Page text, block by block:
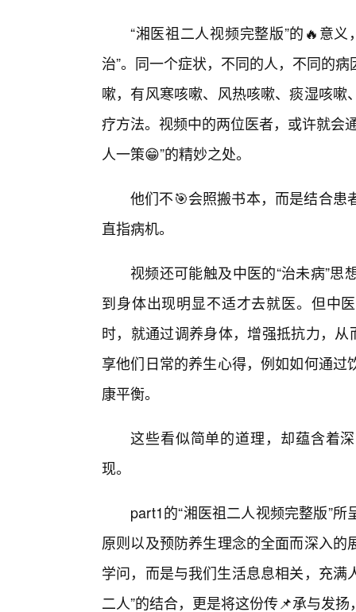
“湘医祖二人视频完整版”的🔥意
治”。同一个症状，不同的人，不同的
嗽，有风寒咳嗽、风热咳嗽、痰湿咳
疗方法。视频中的两位医者，或许就会
人一策😁”的精妙之处。
他们不🎯会照搬书本，而是结合患
直指病机。
视频还可能触及中医的“治未病”
到身体出现明显不适才去就医。但中
时，就通过调养身体，增强抵抗力，
享他们日常的养生心得，例如如何通
康平衡。
这些看似简单的道理，却蕴含着
现。
part1的“湘医祖二人视频完整版”
原则以及预防养生理念的全面而深入
学问，而是与我们生活息息相关，充满
二人”的结合，更是将这份传📌承与发